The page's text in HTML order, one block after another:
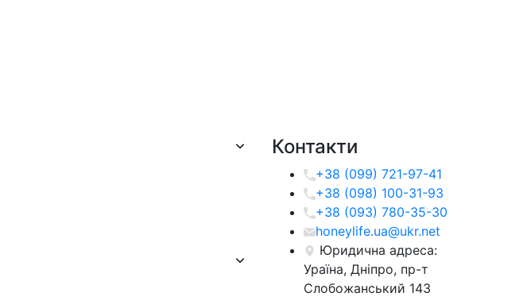
Контакти
+38 (099) 721-97-41
+38 (098) 100-31-93
+38 (093) 780-35-30
honeylife.ua@ukr.net
Юридична адреса:
Ураїна, Дніпро, пр-т
Слобожанський 143